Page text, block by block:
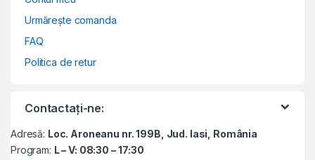
Urmărește comanda
FAQ
Politica de retur
Contactați-ne:
Adresă: Loc. Aroneanu nr. 199B, Jud. Iasi, România
Program: L – V: 08:30 – 17:30